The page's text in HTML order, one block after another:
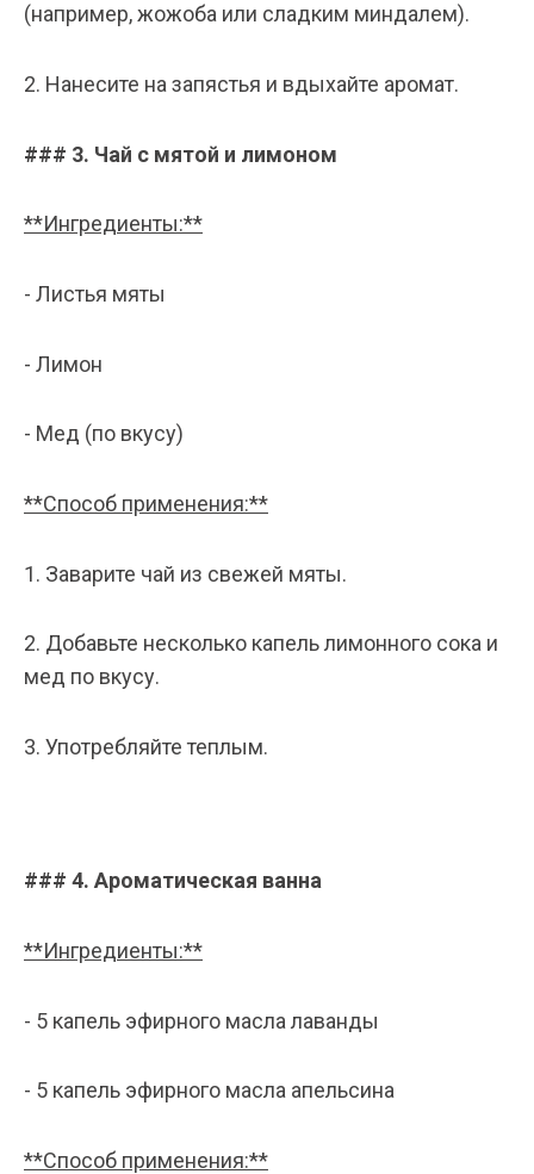
(например, жожоба или сладким миндалем).
2. Нанесите на запястья и вдыхайте аромат.
### 3. Чай с мятой и лимоном
**Ингредиенты:**
- Листья мяты
- Лимон
- Мед (по вкусу)
**Способ применения:**
1. Заварите чай из свежей мяты.
2. Добавьте несколько капель лимонного сока и
мед по вкусу.
3. Употребляйте теплым.
### 4. Ароматическая ванна
**Ингредиенты:**
- 5 капель эфирного масла лаванды
- 5 капель эфирного масла апельсина
**Способ применения:**